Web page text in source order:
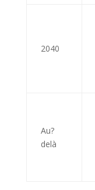
2040
Au?
delà